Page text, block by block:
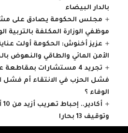
بالدار البيضاء
مجلس الحكومة يصادق على
موظفي الوزارة المكلفة بالتربية
عزيز أخنوش: الحكومة أولت
الأمن المائي والطاقي والنهوض
تجريد 4 مستشارات
فشل الحزب في الانتقاء أم
الوفاء ؟
وتوقيف 13 بحارا